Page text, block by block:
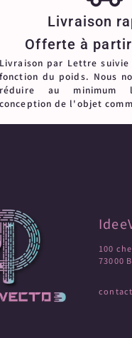
Livraison
Offerte à
Livraison par Lettre suivie
fonction du poids. Nous
réduire au
conception de l'objet
100
73000